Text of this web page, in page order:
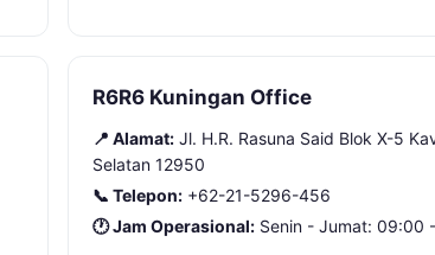
R6R6 Kuningan Office
📍 Alamat: Jl. H.R. Rasuna Said Blok X-5
Selatan 12950
📞 Telepon: +62-21-5296-456
🕐 Jam Operasional: Senin - Jumat: 09:00